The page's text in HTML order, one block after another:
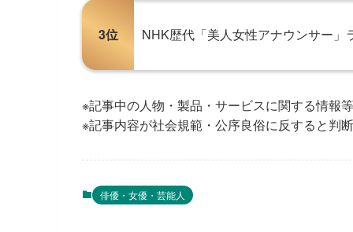
3位 NHK歴代「美人女性アナウンサー」
※記事中の人物・製品・サービスに関する情報
※記事内容が社会規範・公序良俗に反すると判
俳優・女優・芸能人